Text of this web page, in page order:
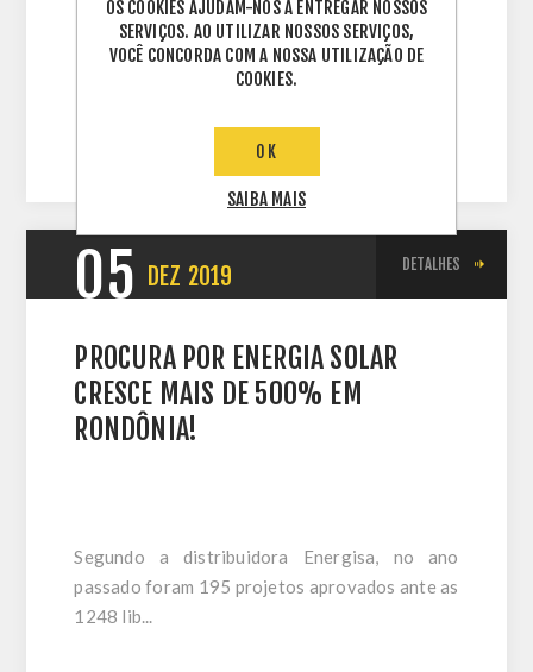
distribuidor energia solar, sol ,energia solar
solar, absolar,energy,energia,
gerador fotovoltaico ,fotovoltaica , agricultura
agricultura familiar
05 DEZ 2019 DETALHES
PROCURA POR ENERGIA SOLAR
CRESCE MAIS DE 500% EM
RONDÔNIA!
Segundo a distribuidora Energisa, no ano
passado foram 195 projetos aprovados ante as
1248 lib...
OS COOKIES AJUDAM-NOS A ENTREGAR NOSSOS
SERVIÇOS. AO UTILIZAR NOSSOS SERVIÇOS,
VOCÊ CONCORDA COM A NOSSA UTILIZAÇÃO DE
COOKIES.
OK
SAIBA MAIS